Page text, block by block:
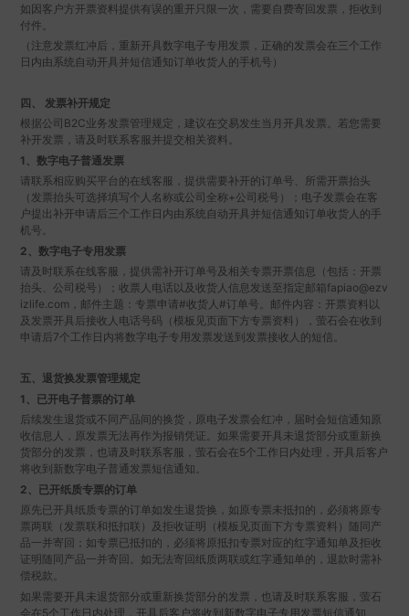
如因客户方开票资料提供有误的重开只限一次，需要自费寄回发票，拒收到
付件。
（注意发票红冲后，重新开具数字电子专用发票，正确的发票会在三个工作
日内由系统自动开具并短信通知订单收货人的手机号）
四、 发票补开规定
根据公司B2C业务发票管理规定，建议在交易发生当月开具发票。若您需要
补开发票，请及时联系客服并提交相关资料。
1、数字电子普通发票
请联系相应购买平台的在线客服，提供需要补开的订单号、所需开票抬头
（发票抬头可选择填写个人名称或公司全称+公司税号）；电子发票会在客
户提出补开申请后三个工作日内由系统自动开具并短信通知订单收货人的手
机号。
2、数字电子专用发票
请及时联系在线客服，提供需补开订单号及相关专票开票信息（包括：开票
抬头、公司税号）；收票人电话以及收货人信息发送至指定邮箱fapiao@ezv
izlife.com，邮件主题：专票申请#收货人#订单号。邮件内容：开票资料以
及发票开具后接收人电话号码（模板见页面下方专票资料），萤石会在收到
申请后7个工作日内将数字电子专用发票发送到发票接收人的短信。
五、退货换发票管理规定
1、已开电子普票的订单
后续发生退货或不同产品间的换货，原电子发票会红冲，届时会短信通知原
收信息人，原发票无法再作为报销凭证。如果需要开具未退货部分或重新换
货部分的发票，也请及时联系客服，萤石会在5个工作日内处理，开具后客户
将收到新数字电子普通发票短信通知。
2、已开纸质专票的订单
原先已开具纸质专票的订单如发生退货换，如原专票未抵扣的，必须将原专
票两联（发票联和抵扣联）及拒收证明（模板见页面下方专票资料）随同产
品一并寄回；如专票已抵扣的，必须将原抵扣专票对应的红字通知单及拒收
证明随同产品一并寄回。如无法寄回纸质两联或红字通知单的，退款时需补
偿税款。
如果需要开具未退货部分或重新换货部分的发票，也请及时联系客服，萤石
会在5个工作日内处理，开具后客户将收到新数字电子专用发票短信通知。